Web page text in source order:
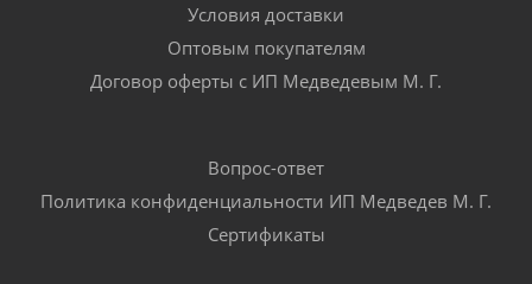
Условия доставки
Оптовым покупателям
Договор оферты с ИП Медведевым М. Г.
Вопрос-ответ
Политика конфиденциальности ИП Медведев М. Г.
Сертификаты